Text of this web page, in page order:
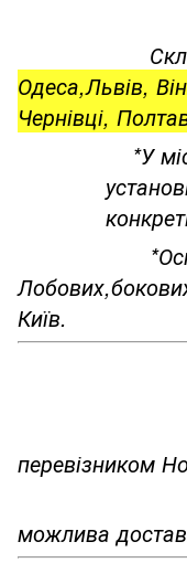
Склади в
Одеса,Львів,
Чернівці,
*У
*Основна
Київ.
*
перевізником
* У
можлива